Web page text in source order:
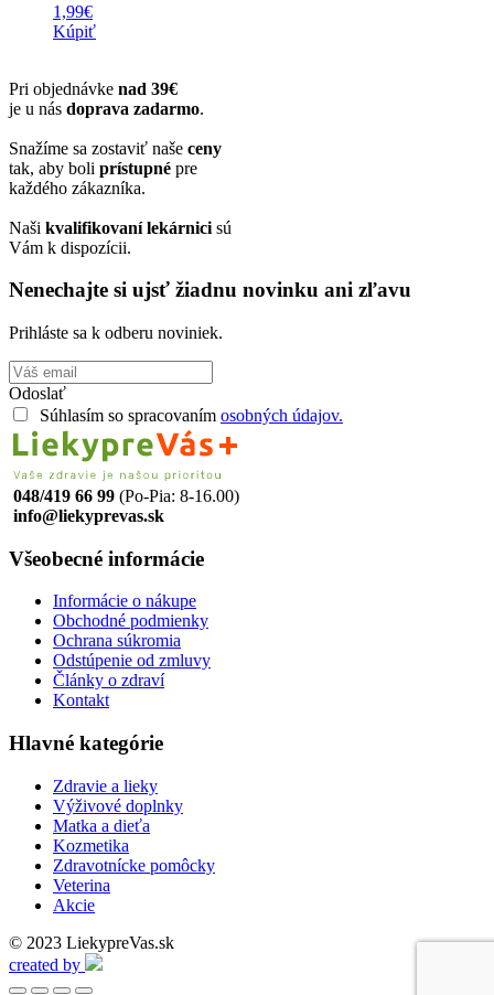
1,99€
Kúpiť
Pri objednávke nad 39€
je u nás doprava zadarmo.
Snažíme sa zostaviť naše ceny
tak, aby boli prístupné pre
každého zákazníka.
Naši kvalifikovaní lekárnici sú
Vám k dispozícii.
Nenechajte si ujsť žiadnu novinku ani zľavu
Prihláste sa k odberu noviniek.
Odoslať
Súhlasím so spracovaním osobných údajov.
048/419 66 99 (Po-Pia: 8-16.00)
info@liekyprevas.sk
Všeobecné informácie
Informácie o nákupe
Obchodné podmienky
Ochrana súkromia
Odstúpenie od zmluvy
Články o zdraví
Kontakt
Hlavné kategórie
Zdravie a lieky
Výživové doplnky
Matka a dieťa
Kozmetika
Zdravotnícke pomôcky
Veterina
Akcie
© 2023 LiekypreVas.sk
created by